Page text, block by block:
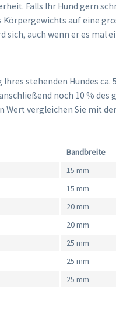
Falls Ihr Hund gern
auf eine
sich, auch wenn er es mal
stehenden Hundes ca.
noch 10 % des
vergleichen Sie mit
Bandbreite
15 mm
15 mm
20 mm
20 mm
25 mm
25 mm
25 mm